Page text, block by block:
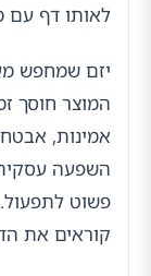
לאותו דף עם
אמינות,
השפעה
פשוט
קוראים את